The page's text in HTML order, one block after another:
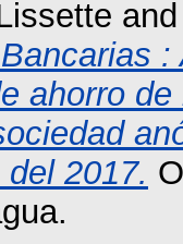
ahorro
2017.